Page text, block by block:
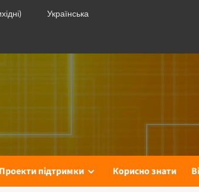
Українська
Проекти підтримки Корисно знати